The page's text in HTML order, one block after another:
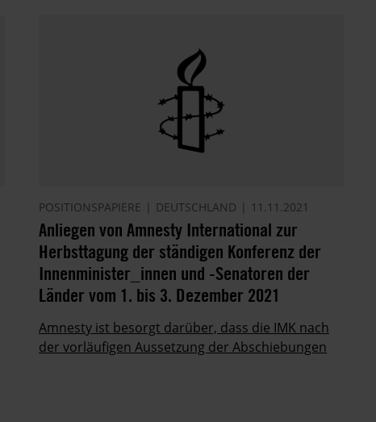
POSITIONSPAPIERE DEUTSCHLAND 11.11.2021
Anliegen von Amnesty International zur
Herbsttagung der ständigen Konferenz der
Innenminister_innen und -Senatoren der
Länder vom 1. bis 3. Dezember 2021
Amnesty ist besorgt darüber, dass die IMK nach
der vorläufigen Aussetzung der Abschiebungen